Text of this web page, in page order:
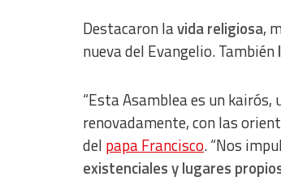
Destacaron lavida religiosa,
nueva del Evangelio. También
“Esta Asamblea es un
renovadamente, con las
del papa Francisco. “Nos
existenciales y lugares